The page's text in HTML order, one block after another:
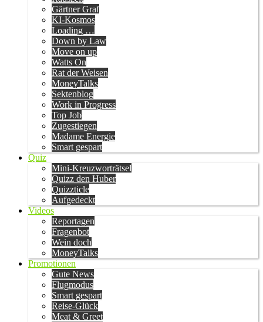
Gärtner Graf
KI-Kosmos
Loading …
Down by Law
Move on up
Watts On
Rat der Weisen
MoneyTalks
Sektenblog
Work in Progress
Top Job
Zugestiegen
Madame Energie
Smart gespart
Quiz
Mini-Kreuzworträtsel
Quizz den Huber
Quizzticle
Aufgedeckt
Videos
Reportagen
Fragenbot
Wein doch
MoneyTalks
Promotionen
Gute News
Flugmodus
Smart gespart
Reise-Glück
Meat & Greet